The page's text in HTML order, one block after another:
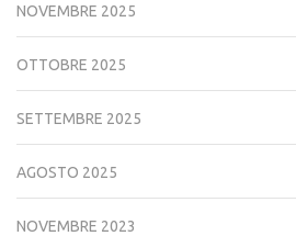
NOVEMBRE 2025
OTTOBRE 2025
SETTEMBRE 2025
AGOSTO 2025
NOVEMBRE 2023